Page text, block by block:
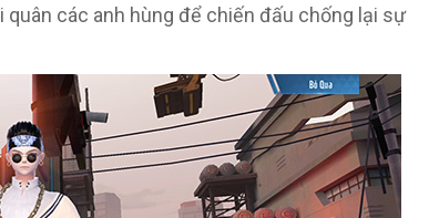
các anh hùng để chiến đấu chống lại sự